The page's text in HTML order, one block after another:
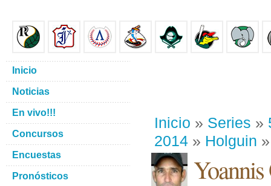
Inicio » Series »
2014 » Holguin
Inicio
Noticias
En vivo!!!
Concursos
Encuestas
Pronósticos